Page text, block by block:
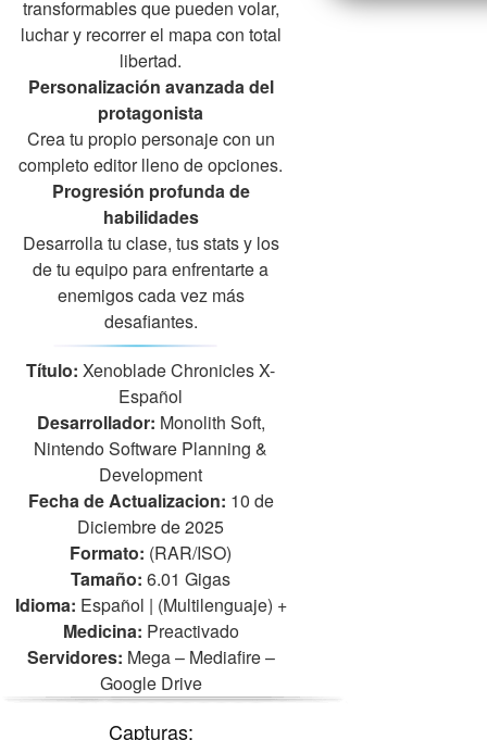
transformables que pueden volar,
luchar y recorrer el mapa con total
libertad.
Personalización avanzada del
protagonista
Crea tu propio personaje con un
completo editor lleno de opciones.
Progresión profunda de
habilidades
Desarrolla tu clase, tus stats y los
de tu equipo para enfrentarte a
enemigos cada vez más
desafiantes.
Título: Xenoblade Chronicles X-
Español
Desarrollador: Monolith Soft,
Nintendo Software Planning &
Development
Fecha de Actualizacion: 10 de
Diciembre de 2025
Formato: (RAR/ISO)
Tamaño: 6.01 Gigas
Idioma: Español | (Multilenguaje) +
Medicina: Preactivado
Servidores: Mega – Mediafire –
Google Drive
Capturas: